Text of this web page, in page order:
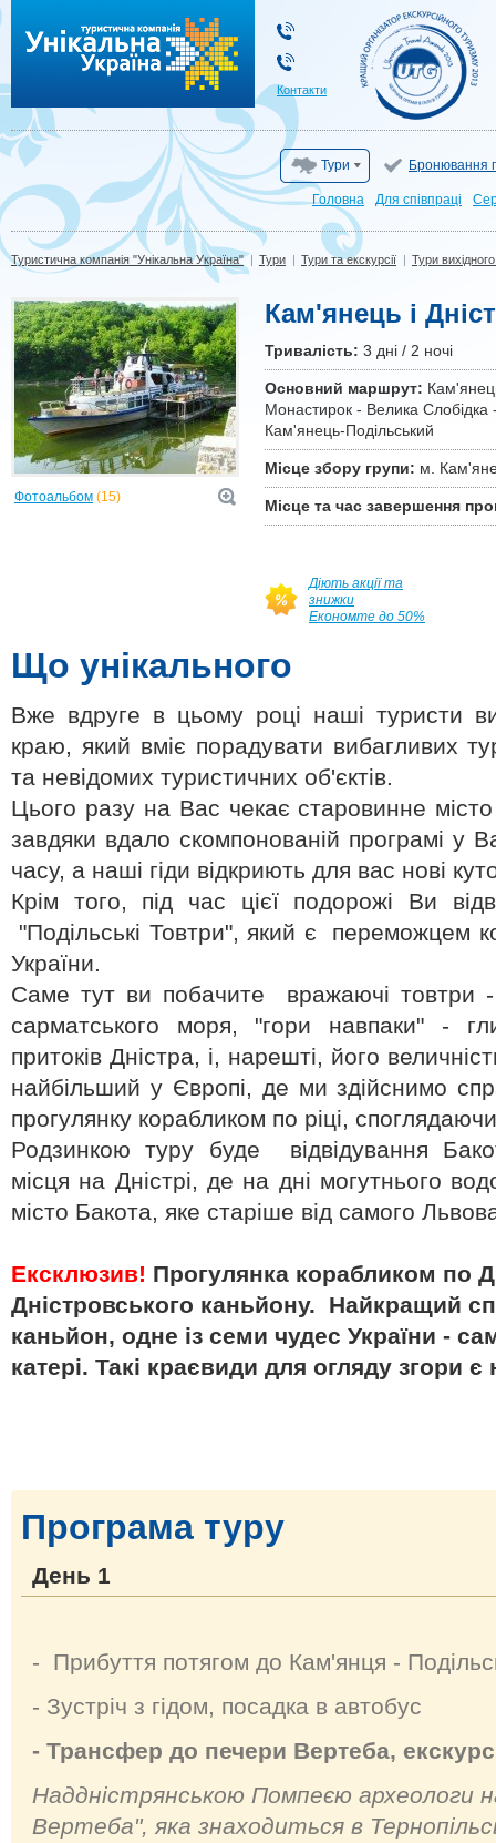
Контакти
Тури Бронювання
Головна Для cпівпраці
Туристична компанія "Унікальна Україна" | Тури | Тури та екскурсії | Тури
Фотоальбом (15)
Кам'янець і
Тривалiсть: 3 дні / 2 ночі
Основний маршрут:
Монастирок - Велика Слобідка
Кам'янець-Подільський
Місце збору групи: м.
Місце та час завершення
Діють акції та
знижки
Економте до 50%
Що унікального
Вже вдруге в цьому році наші туристи
краю, який вміє порадувати вибагливих
та невідомих туристичних об'єктів.
Цього разу на Вас чекає старовинне
завдяки вдало скомпонованій програмі у
часу, а наші гіди відкриють для вас нові
Крім того, під час цієї подорожі Ви
"Подільські Товтри", який є переможцем
України.
Саме тут ви побачите вражаючі товтри
сарматського моря, "гори навпаки" -
притоків Дністра, і, нарешті, його
найбільший у Європі, де ми здійснимо
прогулянку корабликом по ріці,
Родзинкою туру буде відвідування
місця на Дністрі, де на дні могутнього
місто Бакота, яке старіше від самого
Ексклюзив! Прогулянка корабликом по
Дністровського каньйону. Найкращий
каньйон, одне із семи чудес України -
катері. Такі краєвиди для огляду згори
Програма туру
День 1
- Прибуття потягом до Кам'янця -
- Зустріч з гідом, посадка в автобус
- Трансфер до печери Вертеба,
Наддністрянською Помпеєю археологи
Вертеба", яка знаходиться в